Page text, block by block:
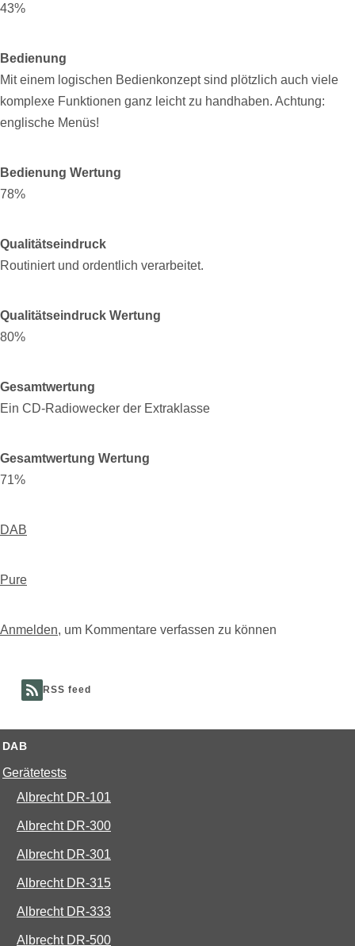
43%
Bedienung
Mit einem logischen Bedienkonzept sind plötzlich auch viele
komplexe Funktionen ganz leicht zu handhaben. Achtung:
englische Menüs!
Bedienung Wertung
78%
Qualitätseindruck
Routiniert und ordentlich verarbeitet.
Qualitätseindruck Wertung
80%
Gesamtwertung
Ein CD-Radiowecker der Extraklasse
Gesamtwertung Wertung
71%
DAB
Pure
Anmelden, um Kommentare verfassen zu können
RSS feed
DAB
Gerätetests
Albrecht DR-101
Albrecht DR-300
Albrecht DR-301
Albrecht DR-315
Albrecht DR-333
Albrecht DR-500